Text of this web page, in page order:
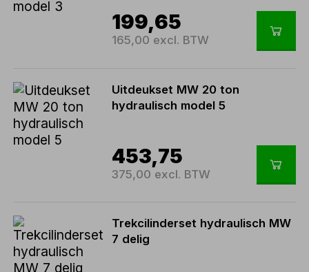
199,65
165,00 excl. BTW
Uitdeukset MW 20 ton
hydraulisch model 5
453,75
375,00 excl. BTW
Trekcilinderset hydraulisch MW
7 delig